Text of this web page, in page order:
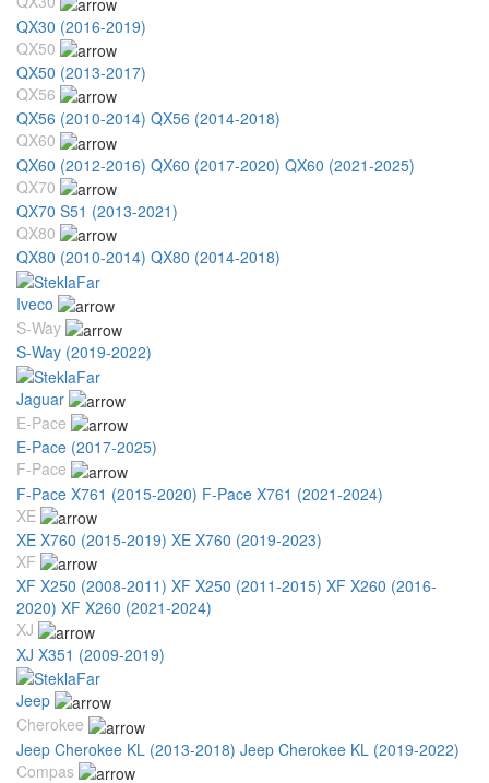
QX30 (2016-2019)
QX50
QX50 (2013-2017)
QX56
QX56 (2010-2014) QX56 (2014-2018)
QX60
QX60 (2012-2016) QX60 (2017-2020) QX60 (2021-2025)
QX70
QX70 S51 (2013-2021)
QX80
QX80 (2010-2014) QX80 (2014-2018)
Iveco
S-Way
S-Way (2019-2022)
Jaguar
E-Pace
E-Pace (2017-2025)
F-Pace
F-Pace X761 (2015-2020) F-Pace X761 (2021-2024)
XE
XE X760 (2015-2019) XE X760 (2019-2023)
XF
XF X250 (2008-2011) XF X250 (2011-2015) XF X260 (2016-
2020) XF X260 (2021-2024)
XJ
XJ X351 (2009-2019)
Jeep
Cherokee
Jeep Cherokee KL (2013-2018) Jeep Cherokee KL (2019-2022)
Compas